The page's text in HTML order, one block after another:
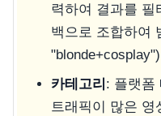
력하여 결과를 필
백으로 조합하여
카테고리 : 플랫폼
트래픽이 많은 영